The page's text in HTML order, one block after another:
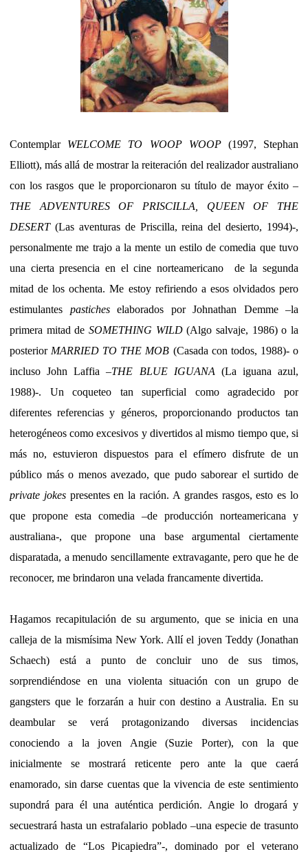
Contemplar WELCOME TO WOOP WOOP(1997, Stephan
Elliott), más allá de mostrar la reiteración del realizador australiano
con los rasgos que le proporcionaron su título de mayor éxito –
THE ADVENTURES OF PRISCILLA, QUEEN OF THE
DESERT(Las aventuras de Priscilla, reina del desierto, 1994)-,
personalmente me trajo a la mente un estilo de comedia que tuvo
una cierta presencia en el cine norteamericano
de la segunda
mitad de los ochenta. Me estoy refiriendo a esos olvidados pero
estimulantes pasticheselaborados por Johnathan Demme –la
primera mitad de SOMETHING WILD(Algo salvaje, 1986) o la
posterior MARRIED TO THE MOB (Casada con todos, 1988)- o
incluso John Laffia –THE BLUE IGUANA (La iguana azul,
1988)-. Un coqueteo tan superficial como agradecido por
diferentes referencias y géneros, proporcionando productos tan
heterogéneos como excesivos y divertidos al mismo tiempo que, si
más no, estuvieron dispuestos para el efímero disfrute de un
público más o menos avezado, que pudo saborear el surtido de
private jokespresentes en la ración. A grandes rasgos, esto es lo
que propone esta comedia –de producción norteamericana y
australiana-, que propone una base argumental ciertamente
disparatada, a menudo sencillamente extravagante, pero que he de
reconocer, me brindaron una velada francamente divertida.
Hagamos recapitulación de su argumento, que se inicia en una
calleja de la mismísima New York. Allí el joven Teddy (Jonathan
Schaech) está a punto de concluir uno de sus timos,
sorprendiéndose en una violenta situación con un grupo de
gangsters que le forzarán a huir con destino a Australia. En su
deambular se verá protagonizando diversas incidencias
conociendo a la joven Angie (Suzie Porter), con la que
inicialmente se mostrará reticente pero ante la que caerá
enamorado, sin darse cuentas que la vivencia de este sentimiento
supondrá para él una auténtica perdición. Angie lo drogará y
secuestrará hasta un estrafalario poblado –una especie de trasunto
actualizado de “Los Picapiedra”-, dominado por el veterano